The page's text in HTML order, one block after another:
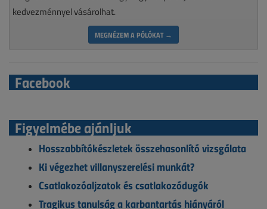
kedvezménnyel vásárolhat.
MEGNÉZEM A PÓLÓKAT →
Facebook
Figyelmébe ajánljuk
Hosszabbítókészletek összehasonlító vizsgálata
Ki végezhet villanyszerelési munkát?
Csatlakozóaljzatok és csatlakozódugók
Tragikus tanulság a karbantartás hiányáról